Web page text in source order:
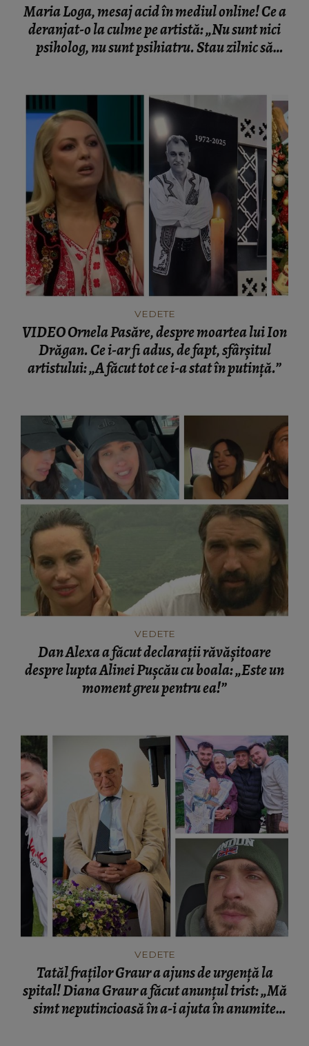
Maria Loga, mesaj acid în mediul online! Ce a
deranjat-o la culme pe artistă: „Nu sunt nici
psiholog, nu sunt psihiatru. Stau zilnic să
VEDETE
VIDEO Ornela Pasăre, despre moartea lui Ion
Drăgan. Ce i-ar fi adus, de fapt, sfârșitul
artistului: „A făcut tot ce i-a stat în putință.”
VEDETE
Dan Alexa a făcut declarații răvășitoare
despre lupta Alinei Pușcău cu boala: „Este un
moment greu pentru ea!”
VEDETE
Tatăl fraților Graur a ajuns de urgență la
spital! Diana Graur a făcut anunțul trist: „Mă
simt neputincioasă în a-i ajuta în anumite